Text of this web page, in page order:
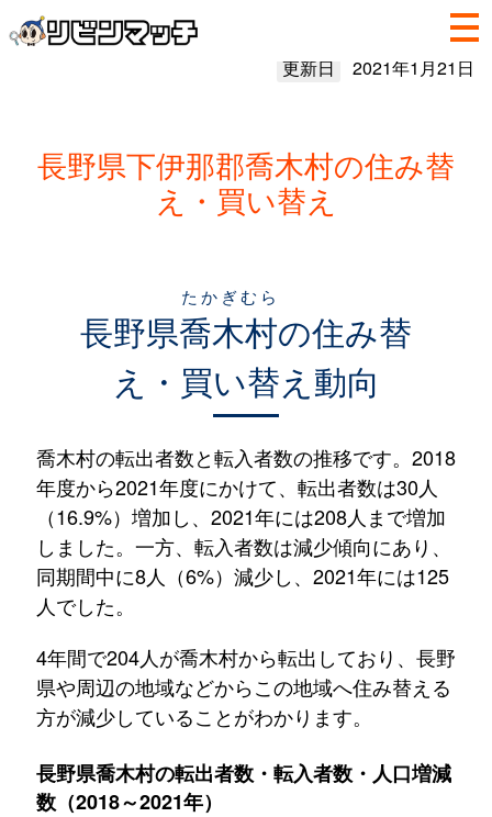
更新日 2021年1月21日
長野県下伊那郡喬木村の住み替
え・買い替え
長野県喬木村
たかぎむら
の住み替
え・買い替え動向
喬木村の転出者数と転入者数の推移です。2018
年度から2021年度にかけて、転出者数は30人
（16.9%）増加し、2021年には208人まで増加
しました。一方、転入者数は減少傾向にあり、
同期間中に8人（6%）減少し、2021年には125
人でした。
4年間で204人が喬木村から転出しており、長野
県や周辺の地域などからこの地域へ住み替える
方が減少していることがわかります。
長野県喬木村の転出者数・転入者数・人口増減
数（2018～2021年）